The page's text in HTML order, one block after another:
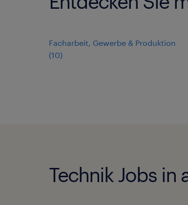
Facharbeit, Gewerbe & Produktion
(10)
Technik Jobs in